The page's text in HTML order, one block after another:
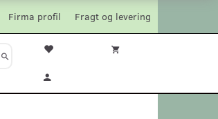
Fragt og levering
Firma profil